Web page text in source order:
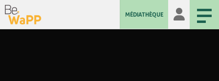
MÉDIATHÈQUE